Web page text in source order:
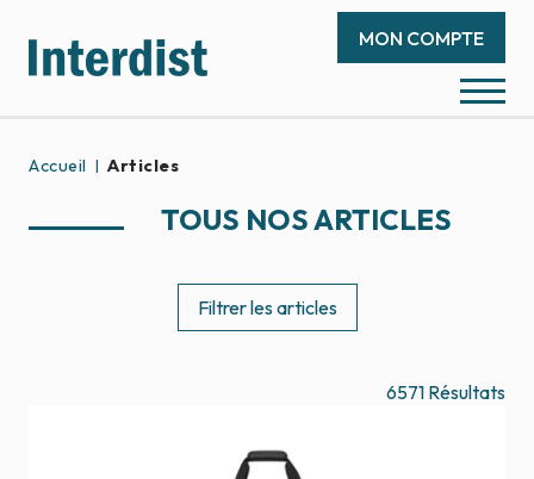
MON COMPTE
Accueil Articles
TOUS NOS ARTICLES
Filtrer les articles
6571 Résultats